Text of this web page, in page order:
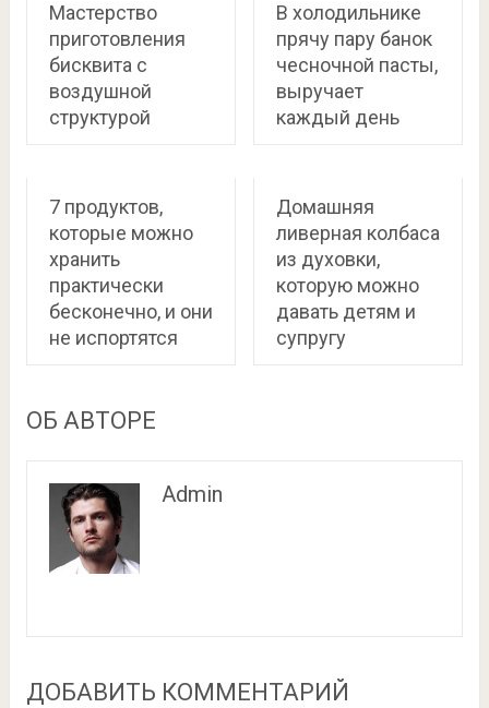
Мастерство
приготовления
бисквита с
воздушной
структурой
В холодильнике
прячу пару банок
чесночной пасты,
выручает
каждый день
7 продуктов,
которые можно
хранить
практически
бесконечно, и они
не испортятся
Домашняя
ливерная колбаса
из духовки,
которую можно
давать детям и
супругу
ОБ АВТОРЕ
Admin
ДОБАВИТЬ КОММЕНТАРИЙ